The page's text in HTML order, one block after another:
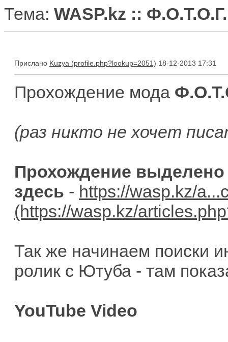
Тема: WASP.kz ::
Прислано Kuzya 18-12-2013 17:31
Прохождение мода
(раз никто не хочет
Прохождение
здесь - https://wasp.kz/
Так же начинаем поиски
ролик с Ютуба - там
YouTube Video